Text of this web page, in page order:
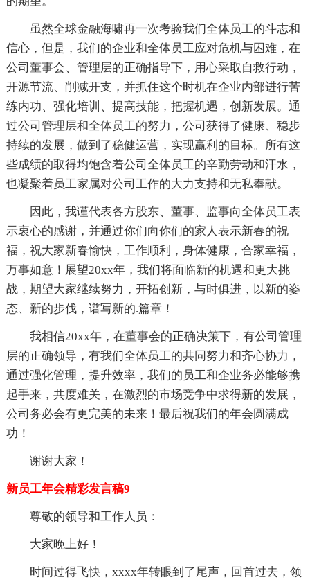
虽然全球金融海啸再一次考验我们全体员工的斗志和
信心，但是，我们的企业和全体员工应对危机与困难，在
公司董事会、管理层的正确指导下，用心采取自救行动，
开源节流、削减开支，并抓住这个时机在企业内部进行苦
练内功、强化培训、提高技能，把握机遇，创新发展。通
过公司管理层和全体员工的努力，公司获得了健康、稳步
持续的发展，做到了稳健运营，实现赢利的目标。所有这
些成绩的取得均饱含着公司全体员工的辛勤劳动和汗水，
也凝聚着员工家属对公司工作的大力支持和无私奉献。
因此，我谨代表各方股东、董事、监事向全体员工表
示衷心的感谢，并通过你们向你们的家人表示新春的祝
福，祝大家新春愉快，工作顺利，身体健康，合家幸福，
万事如意！展望20xx年，我们将面临新的机遇和更大挑
战，期望大家继续努力，开拓创新，与时俱进，以新的姿
态、新的步伐，谱写新的.篇章！
我相信20xx年，在董事会的正确决策下，有公司管理
层的正确领导，有我们全体员工的共同努力和齐心协力，
通过强化管理，提升效率，我们的员工和企业务必能够携
起手来，共度难关，在激烈的市场竞争中求得新的发展，
公司务必会有更完美的未来！最后祝我们的年会圆满成
功！
谢谢大家！
新员工年会精彩发言稿9
尊敬的领导和工作人员：
大家晚上好！
时间过得飞快，xxxx年转眼到了尾声，回首过去，领